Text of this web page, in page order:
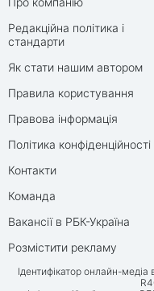
Редакційна політика і
стандарти
Як стати нашим автором
Правила користування
Правова інформація
Політика конфіденційності
Контакти
Команда
Вакансії в РБК-Україна
Розмістити рекламу
Ідентифікатор онлайн-медіа